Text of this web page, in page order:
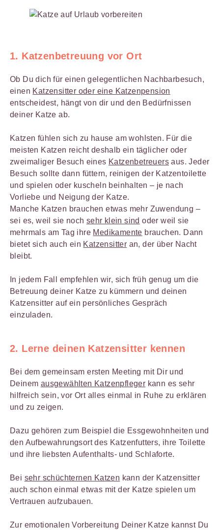
1. Katzenbetreuung vor Ort
Ob Du dich für einen gelegentlichen Nachbarbesuch,
einen Katzensitter oder eine Katzenpension
entscheidest, hängt von dir und den Bedürfnissen
deiner Katze ab.
Katzen fühlen sich zu hause am wohlsten. Für die
meisten Katzen reicht deshalb ein täglicher oder
zweimaliger Besuch eines Katzenbetreuers aus. Jeder
Besuch sollte dann füttern, reinigen der Katzentoilette
und spielen oder kuscheln beinhalten – je nach
Vorliebe und Neigung der Katze.
Manche Katzen brauchen etwas mehr Zuwendung –
sei es, weil sie noch sehr klein sind oder weil sie
mehrmals am Tag ihre Medikamente brauchen. Dann
bietet sich auch ein Katzensitter an, der über Nacht
bleibt.
In jedem Fall empfehlen wir, sich früh genug um die
Betreuung deiner Katze zu kümmern und deinen
Katzensitter auf ein persönliches Gespräch
einzuladen.
2. Lerne deinen Katzensitter kennen
Bei dem gemeinsam ersten Meeting mit Dir und
Deinem ausgewählten Katzenpfleger kann es sehr
hilfreich sein, vor Ort alles einmal in Ruhe zu erklären
und zu zeigen.
Dazu gehören zum Beispiel die Essgewohnheiten und
den Aufbewahrungsort des Katzenfutters, ihre Toilette
und ihre liebsten Aufenthalts- und Schlaforte.
Bei sehr schüchternen Katzen kann der Katzensitter
auch schon einmal etwas mit der Katze spielen um
Vertrauen aufzubauen.
Zur emotionalen Vorbereitung Deiner Katze kannst Du